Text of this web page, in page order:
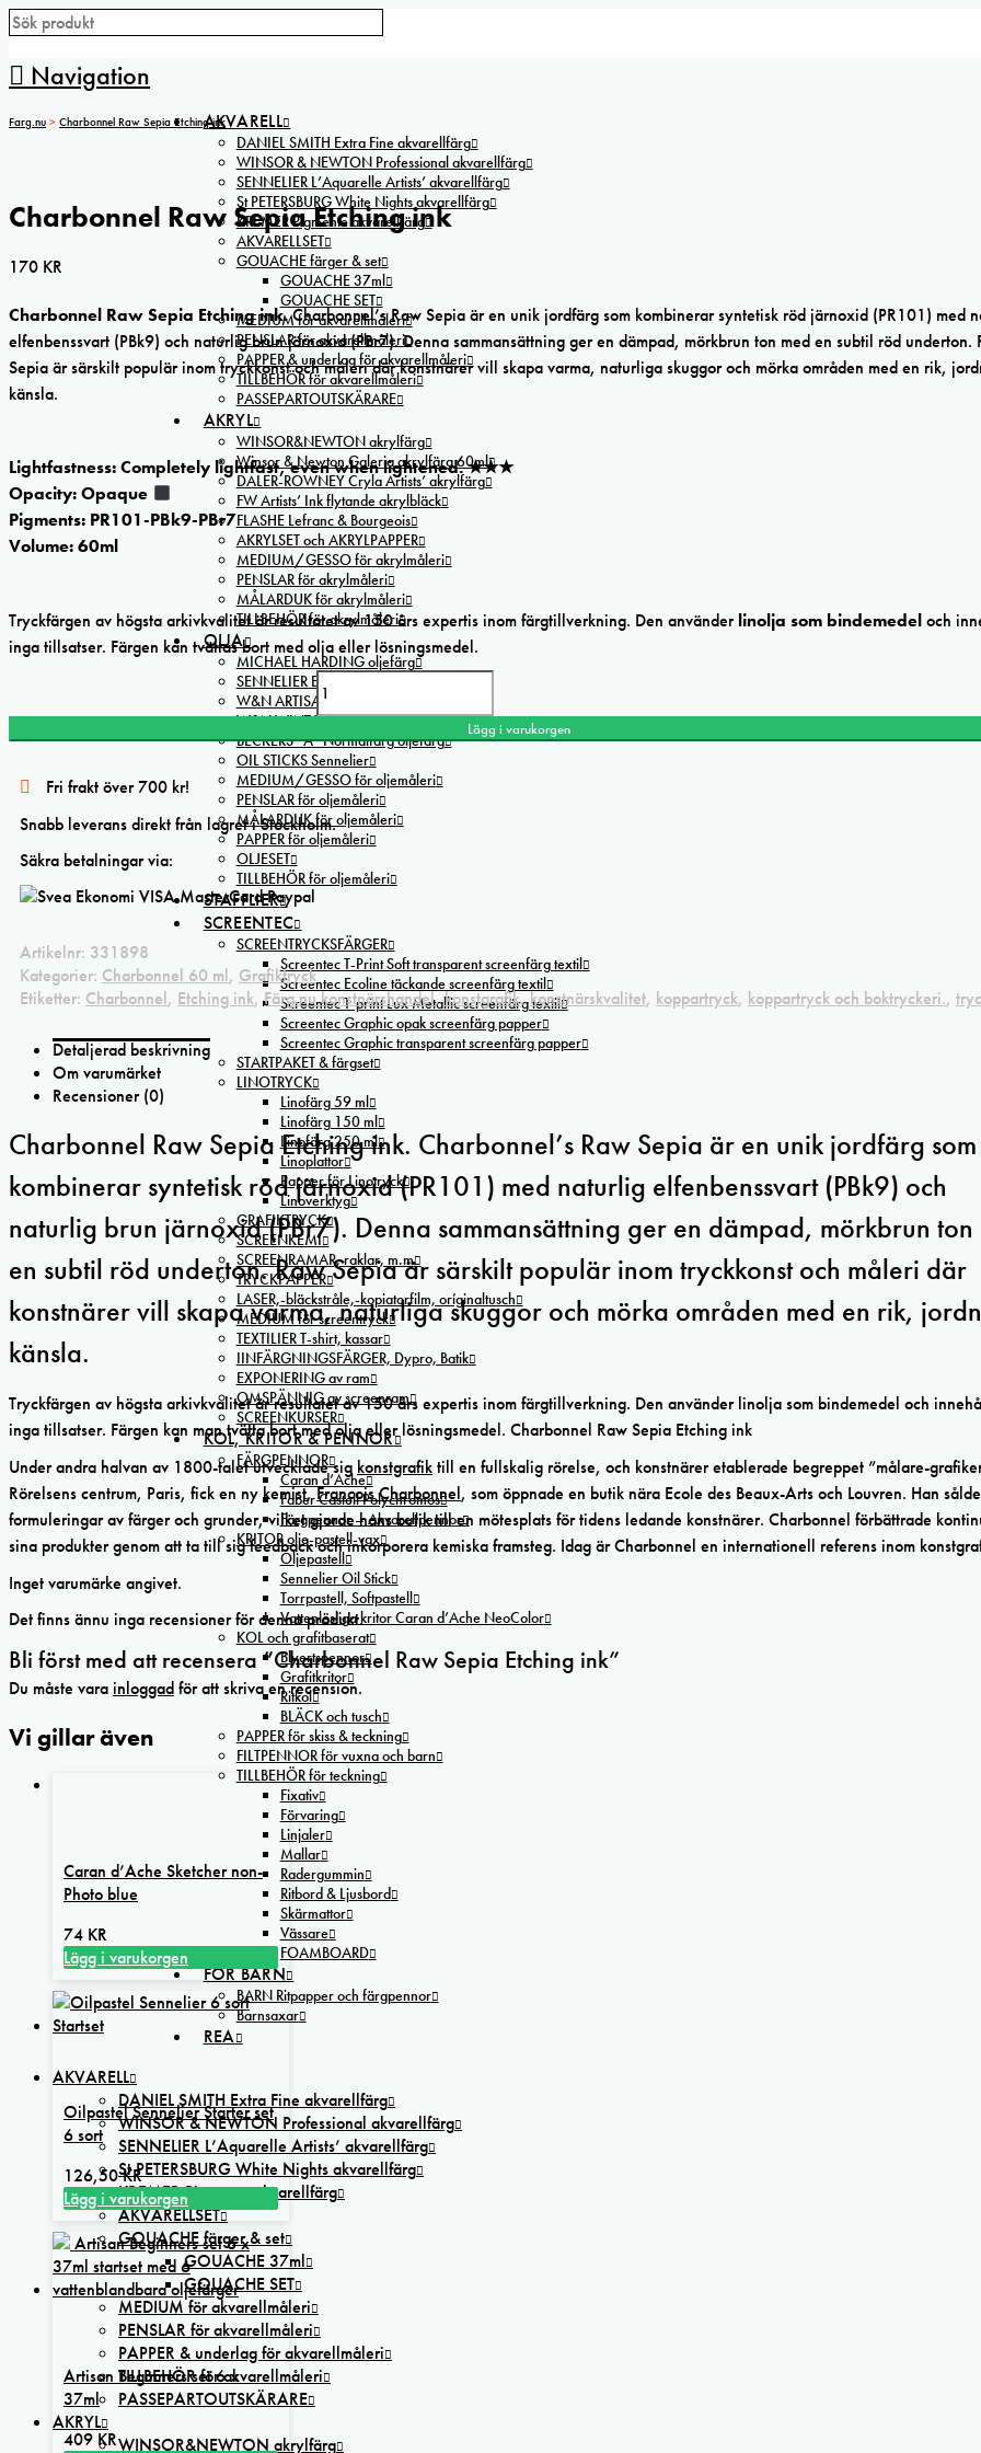
Navigation
AKVARELL
DANIEL SMITH Extra Fine akvarellfärg
WINSOR & NEWTON Professional akvarellfärg
SENNELIER L’Aquarelle Artists’ akvarellfärg
St PETERSBURG White Nights akvarellfärg
KREMER Pigmente akvarellfärg
AKVARELLSET
GOUACHE färger & set
GOUACHE 37ml
GOUACHE SET
MEDIUM för akvarellmåleri
PENSLAR för akvarellmåleri
PAPPER & underlag för akvarellmåleri
TILLBEHÖR för akvarellmåleri
PASSEPARTOUTSKÄRARE
AKRYL
WINSOR&NEWTON akrylfärg
Winsor & Newton Galeria akrylfärg 60ml
DALER-ROWNEY Cryla Artists’ akrylfärg
FW Artists’ Ink flytande akrylbläck
FLASHE Lefranc & Bourgeois
AKRYLSET och AKRYLPAPPER
MEDIUM/GESSO för akrylmåleri
PENSLAR för akrylmåleri
MÅLARDUK för akrylmåleri
TILLBEHÖR för akrylmåleri
OLJA
MICHAEL HARDING oljefärg
SENNELIER Extra Fine oljefärg
W&N ARTISAN oljefärg
W&N WINTON oljefärg 200ml
BECKERS ”A” Normalfärg oljefärg
OIL STICKS Sennelier
MEDIUM/GESSO för oljemåleri
PENSLAR för oljemåleri
MÅLARDUK för oljemåleri
PAPPER för oljemåleri
OLJESET
TILLBEHÖR för oljemåleri
STAFFLIER
SCREENTEC
SCREENTRYCKSFÄRGER
Screentec T-Print Soft transparent screenfärg textil
Screentec Ecoline täckande screenfärg textil
Screentec T-print Lux Metallic screenfärg textil
Screentec Graphic opak screenfärg papper
Screentec Graphic transparent screenfärg papper
STARTPAKET & färgset
LINOTRYCK
Linofärg 59 ml
Linofärg 150 ml
Linofärg 250 ml
Linoplattor
Papper för Linotryck
Linoverktyg
GRAFIKTRYCK
SCREENKEMI
SCREENRAMAR, raklar, m.m
TRYCKPAPPER
LASER,-bläckstråle,-kopiatorfilm, oríginaltusch
MEDIUM för screentryck
TEXTILIER T-shirt, kassar
IINFÄRGNINGSFÄRGER, Dypro, Batik
EXPONERING av ram
OMSPÄNNIG av screenram
SCREENKURSER
KOL, KRITOR & PENNOR
FÄRGPENNOR
Caran d’Ache
Faber Castell Polychromos
Färgpennor – Akvarellpennor
KRITOR olje-pastell-vax
Oljepastell
Sennelier Oil Stick
Torrpastell, Softpastell
Vattenlösliga kritor Caran d’Ache NeoColor
KOL och grafitbaserat
Blyertspennor
Grafitkritor
Ritkol
BLÄCK och tusch
PAPPER för skiss & teckning
FILTPENNOR för vuxna och barn
TILLBEHÖR för teckning
Fixativ
Förvaring
Linjaler
Mallar
Radergummin
Ritbord & Ljusbord
Skärmattor
Vässare
FOAMBOARD
FÖR BARN
BARN Ritpapper och färgpennor
Barnsaxar
REA
AKVARELL
DANIEL SMITH Extra Fine akvarellfärg
WINSOR & NEWTON Professional akvarellfärg
SENNELIER L’Aquarelle Artists’ akvarellfärg
St PETERSBURG White Nights akvarellfärg
KREMER Pigmente akvarellfärg
AKVARELLSET
GOUACHE färger & set
GOUACHE 37ml
GOUACHE SET
MEDIUM för akvarellmåleri
PENSLAR för akvarellmåleri
PAPPER & underlag för akvarellmåleri
TILLBEHÖR för akvarellmåleri
PASSEPARTOUTSKÄRARE
AKRYL
WINSOR&NEWTON akrylfärg
Farg.nu > Charbonnel Raw Sepia Etching ink
Charbonnel Raw Sepia Etching ink
170 KR
Charbonnel Raw Sepia Etching ink.Charbonnel’s Raw Sepia är en unik jordfärg som kombinerar syntetisk röd järnoxid (PR101) med
elfenbenssvart (PBk9) och naturlig brun järnoxid (PBr7). Denna sammansättning ger en dämpad, mörkbrun ton med en subtil röd underton.
Sepia är särskilt populär inom tryckkonst och måleri där konstnärer vill skapa varma, naturliga skuggor och mörka områden med en rik,
känsla.
Lightfastness: Completely lightfast, even when lightened. ★★★
Opacity: Opaque
Pigments: PR101-PBk9-PBr7
Volume: 60ml
Tryckfärgen av högsta arkivkvalitet är resultatet av 150 års expertis inom färgtillverkning. Den använderlinolja som bindemedeloch
inga tillsatser. Färgen kan tvättas bort med olja eller lösningsmedel.
Charbonnel Raw Sepia Etching ink mängd
Lägg i varukorgen
Fri frakt över 700 kr!
Snabb leverans direkt från lagret i Stockholm.
Säkra betalningar via:
Artikelnr: 331898
Kategorier: Charbonnel 60 ml, Grafiktryck
Etiketter: Charbonnel, Etching ink,Färg.nu konstnärshandel,konstgrafik,konstnärskvalitet, koppartryck, koppartryck och boktryckeri.,
Detaljerad beskrivning
Om varumärket
Recensioner (0)
Charbonnel Raw Sepia Etching ink. Charbonnel’s Raw Sepia är en unik jordfärg som
kombinerar syntetisk röd järnoxid (PR101) med naturlig elfenbenssvart (PBk9) och
naturlig brun järnoxid (PBr7). Denna sammansättning ger en dämpad, mörkbrun ton
en subtil röd underton. Raw Sepia är särskilt populär inom tryckkonst och måleri där
konstnärer vill skapa varma, naturliga skuggor och mörka områden med en rik,
känsla.
Tryckfärgen av högsta arkivkvalitet är resultatet av 150 års expertis inom färgtillverkning. Den använder linolja som bindemedel och
inga tillsatser. Färgen kan man tvätta bort med olja eller lösningsmedel. Charbonnel Raw Sepia Etching ink
Under andra halvan av 1800-talet utvecklade sig konstgrafiktill en fullskalig rörelse, och konstnärer etablerade begreppet ”målare-
Rörelsens centrum, Paris, fick en ny kemist,François Charbonnel, som öppnade en butik nära Ecole des Beaux-Arts och Louvren. Han
formuleringar av färger och grunder, vilket gjorde hans butik till en mötesplats för tidens ledande konstnärer. Charbonnel förbättrade
sina produkter genom att ta till sig feedback och inkorporera kemiska framsteg. Idag är Charbonnel en internationell referens inom
Inget varumärke angivet.
Det finns ännu inga recensioner för denna produkt.
Bli först med att recensera ”Charbonnel Raw Sepia Etching ink”
Du måste varainloggadför att skriva en recension.
Vi gillar även
Caran d’Ache Sketcher non-
Photo blue
74 KR
Lägg i varukorgen
Oilpastel Sennelier Starter set
6 sort
126,50KR
Lägg i varukorgen
Artisan Beginners set 6 x
37ml
409 KR